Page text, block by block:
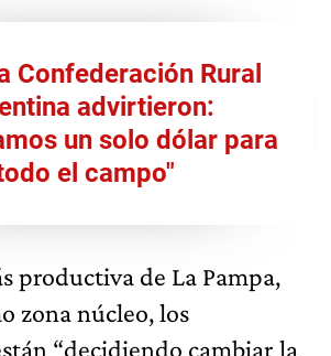
Confederación Rural
advirtieron:
un solo dólar para
el campo"
productiva de La Pampa,
zona núcleo, los
“decidiendo cambiar la